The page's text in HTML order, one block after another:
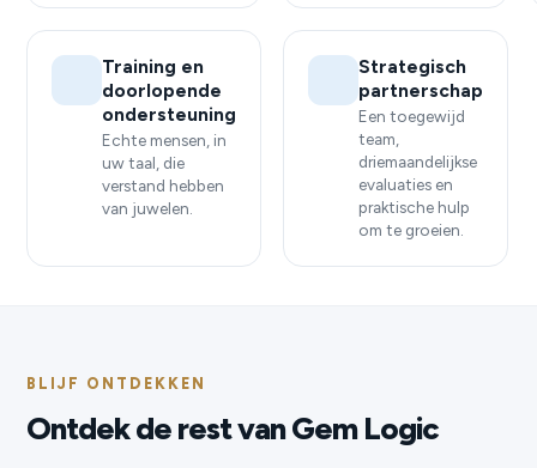
Training en
doorlopende
ondersteuning
Echte mensen, in
uw taal, die
verstand hebben
van juwelen.
Strategisch
partnerschap
Een toegewijd
team,
driemaandelijkse
evaluaties en
praktische hulp
om te groeien.
BLIJF ONTDEKKEN
Ontdek de rest van Gem Logic